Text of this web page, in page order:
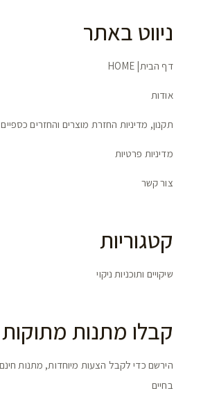
ניווט באתר
דף הבית| HOME
אודות
תקנון, מדיניות החזרת מוצרים והחזרים כספיים
מדיניות פרטיות
צור קשר
קטגוריות
שיקויים ותוכניות ניקוי
קבלו מתנות מתוקות
בחיים